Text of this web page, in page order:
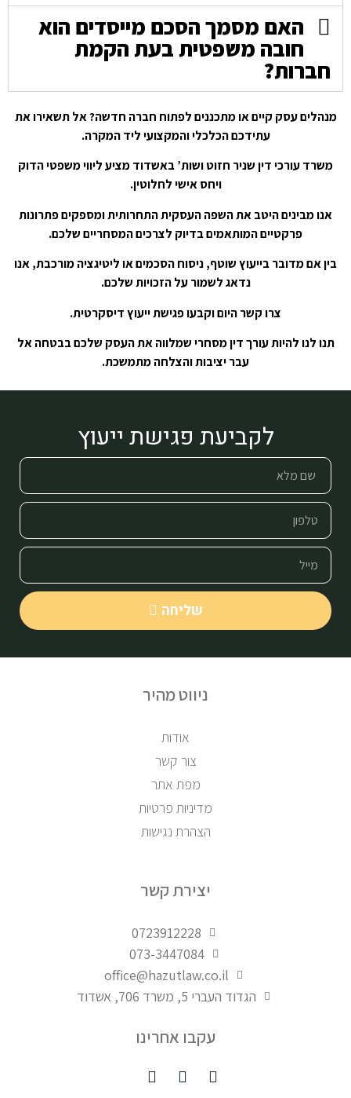
האם מסמך הסכם מייסדים הוא
חובה משפטית בעת הקמת
חברות?
מנהלים עסק קיים או מתכננים לפתוח חברה חדשה? אל תשאירו את
עתידכם הכלכלי והמקצועי ליד המקרה.
משרד עורכי דין שניר חזוט ושות’ באשדוד מציע ליווי משפטי הדוק
ויחס אישי לחלוטין.
אנו מבינים היטב את השפה העסקית התחרותית ומספקים פתרונות
פרקטיים המותאמים בדיוק לצרכים המסחריים שלכם.
בין אם מדובר בייעוץ שוטף, ניסוח הסכמים או ליטיגציה מורכבת, אנו
נדאג לשמור על הזכויות שלכם.
צרו קשר היום וקבעו פגישת ייעוץ דיסקרטית.
תנו לנו להיות עורך דין מסחרי שמלווה את העסק שלכם בבטחה אל
עבר יציבות והצלחה מתמשכת.
לקביעת פגישת ייעוץ
שליחה
ניווט מהיר
אודות
צור קשר
מפת אתר
מדיניות פרטיות
הצהרת נגישות
יצירת קשר
0723912228
073-3447084
office@hazutlaw.co.il
הגדוד העברי 5, משרד 706, אשדוד
עקבו אחרינו